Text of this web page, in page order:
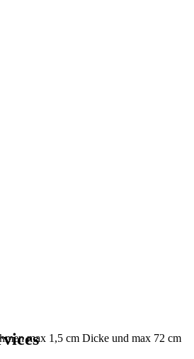
max 1,5 cm Dicke und max 72 cm